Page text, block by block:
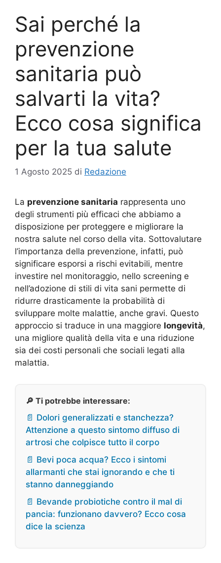
Sai perché la
prevenzione
sanitaria può
salvarti la vita?
Ecco cosa significa
per la tua salute
1 Agosto 2025 di Redazione
La prevenzione sanitaria rappresenta uno
degli strumenti più efficaci che abbiamo a
disposizione per proteggere e migliorare la
nostra salute nel corso della vita. Sottovalutare
l’importanza della prevenzione, infatti, può
significare esporsi a rischi evitabili, mentre
investire nel monitoraggio, nello screening e
nell’adozione di stili di vita sani permette di
ridurre drasticamente la probabilità di
sviluppare molte malattie, anche gravi. Questo
approccio si traduce in una maggiore longevità,
una migliore qualità della vita e una riduzione
sia dei costi personali che sociali legati alla
malattia.
🔎 Ti potrebbe interessare:
📄 Dolori generalizzati e stanchezza?
Attenzione a questo sintomo diffuso di
artrosi che colpisce tutto il corpo
📄 Bevi poca acqua? Ecco i sintomi
allarmanti che stai ignorando e che ti
stanno danneggiando
📄 Bevande probiotiche contro il mal di
pancia: funzionano davvero? Ecco cosa
dice la scienza